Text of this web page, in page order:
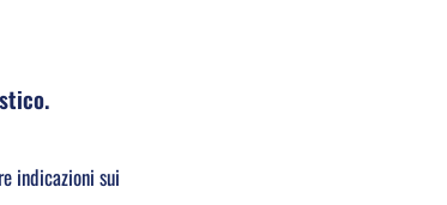
indicazioni sui